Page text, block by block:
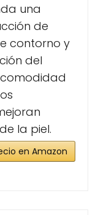
una
de
contorno y
del
la piel.
en Amazon